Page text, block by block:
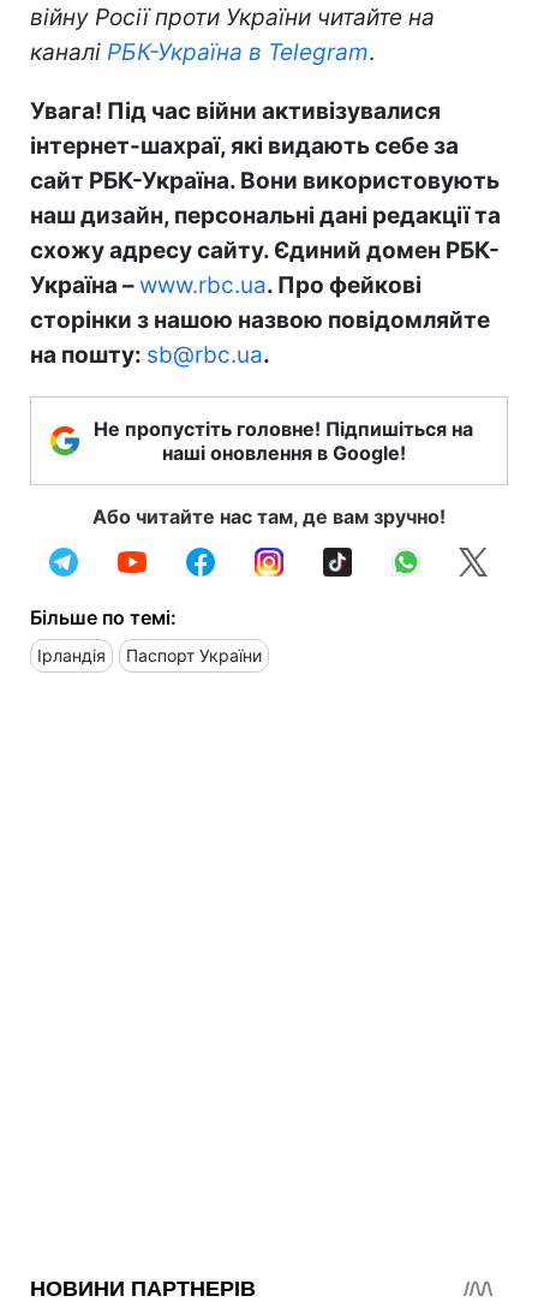
війну Росії проти України читайте на
каналі РБК-Україна в Telegram.
Увага! Під час війни активізувалися
інтернет-шахраї, які видають себе за
сайт РБК-Україна. Вони використовують
наш дизайн, персональні дані редакції та
схожу адресу сайту. Єдиний домен РБК-
Україна –www.rbc.ua. Про фейкові
сторінки з нашою назвою повідомляйте
на пошту: sb@rbc.ua.
Не пропустіть головне! Підпишіться на
наші оновлення в Google!
Або читайте нас там, де вам зручно!
Більше по темі:
Ірландія Паспорт України